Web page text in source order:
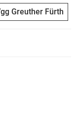
Greuther Fürth